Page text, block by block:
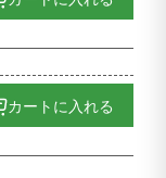
カートに入れる